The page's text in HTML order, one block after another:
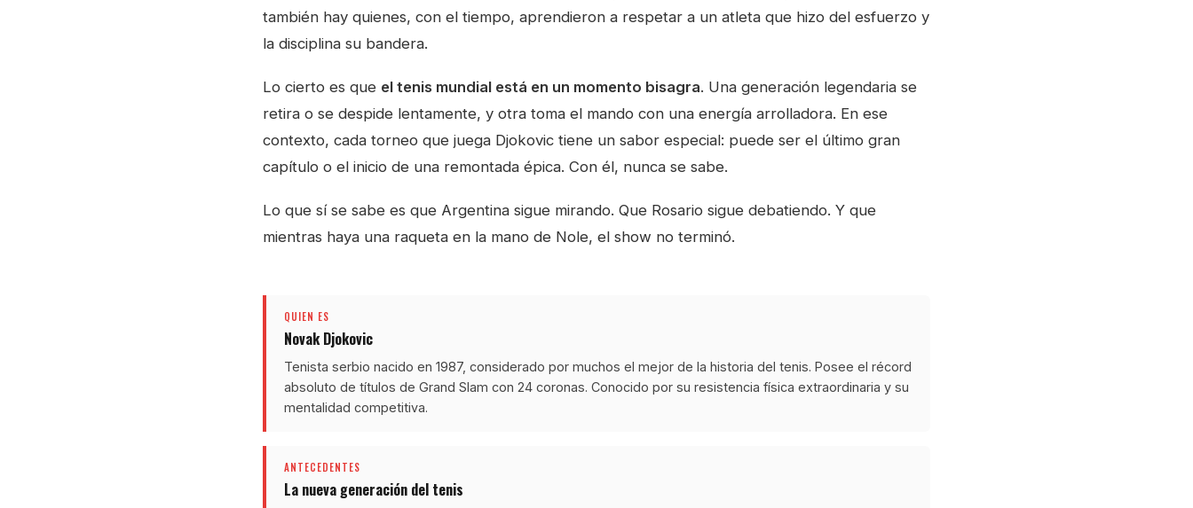
también hay quienes, con el tiempo, aprendieron a respetar a un atleta que hizo del esfuerzo y
la disciplina su bandera.
Lo cierto es que el tenis mundial está en un momento bisagra. Una generación legendaria se
retira o se despide lentamente, y otra toma el mando con una energía arrolladora. En ese
contexto, cada torneo que juega Djokovic tiene un sabor especial: puede ser el último gran
capítulo o el inicio de una remontada épica. Con él, nunca se sabe.
Lo que sí se sabe es que Argentina sigue mirando. Que Rosario sigue debatiendo. Y que
mientras haya una raqueta en la mano de Nole, el show no terminó.
QUIEN ES
Novak Djokovic
Tenista serbio nacido en 1987, considerado por muchos el mejor de la historia del tenis. Posee el récord
absoluto de títulos de Grand Slam con 24 coronas. Conocido por su resistencia física extraordinaria y su
mentalidad competitiva.
ANTECEDENTES
La nueva generación del tenis